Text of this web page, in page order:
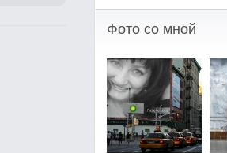
Фото со мной